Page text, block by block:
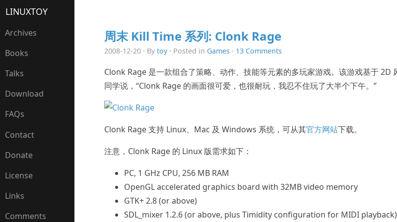
LINUXTOY
Archives
Books
Talks
Download
FAQs
Contact
Donate
License
Links
Comments
周末 Kill Time 系列: Clonk Rage
2008-12-20 · By toy· Posted in Games· 13 Comments
Clonk Rage 是一款组合了策略、动作、技能等元素的多玩家游戏。该游戏基于 2D
同学说，“Clonk Rage 的画面很可爱，也很耐玩，我忍不住玩了大半个下午。”
Clonk Rage 支持 Linux、Mac 及 Windows 系统，可从其官方网站下载。
注意，Clonk Rage 的 Linux 版需求如下：
PC, 1 GHz CPU, 256 MB RAM
OpenGL accelerated graphics board with 32MB video memory
GTK+ 2.8 (or above)
SDL_mixer 1.2.6 (or above, plus Timidity configuration for MIDI playback)